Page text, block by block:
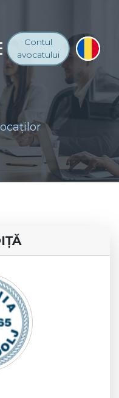
Contul
avocatului